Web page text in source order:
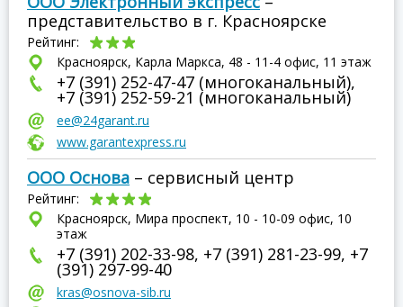
представительство в г. Красноярске
Рейтинг:
Красноярск, Карла Маркса, 48 - 11-4 офис, 11 этаж
+7 (391) 252-47-47 (многоканальный),
+7 (391) 252-59-21 (многоканальный)
ee@24garant.ru
www.garantexpress.ru
ООО Основа – сервисный центр
Рейтинг:
Красноярск, Мира проспект, 10 - 10-09 офис, 10
этаж
+7 (391) 202-33-98, +7 (391) 281-23-99, +7
(391) 297-99-40
kras@osnova-sib.ru